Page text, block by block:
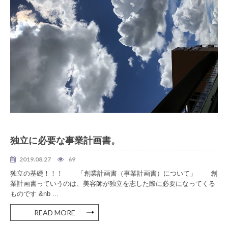
独立に必要な事業計画書。
2019.08.27
69
独立の基礎！！！ 「創業計画書（事業計画書）について」 創
業計画書っていうのは、美容師が独立を志した際に必要になってくる
ものです &nb ...
READ MORE